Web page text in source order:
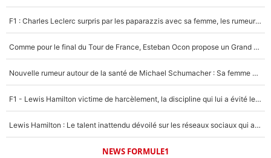
F1 : Charles Leclerc surpris par les paparazzis avec sa femme, les rumeurs étaient vraies !
Comme pour le final du Tour de France, Esteban Ocon propose un Grand Prix de Formule 1 à Paris : «Autour de l’Arc de Triomphe, ce serait génial» !
Nouvelle rumeur autour de la santé de Michael Schumacher : Sa femme Corinna sort du silence
F1 - Lewis Hamilton victime de harcèlement, la discipline qui lui a évité le pire : «J'aurais probablement mal tourné»
Lewis Hamilton : Le talent inattendu dévoilé sur les réseaux sociaux qui a impressionné Kim Kardashian pendant leurs vacances en amoureux !
NEWS FORMULE1